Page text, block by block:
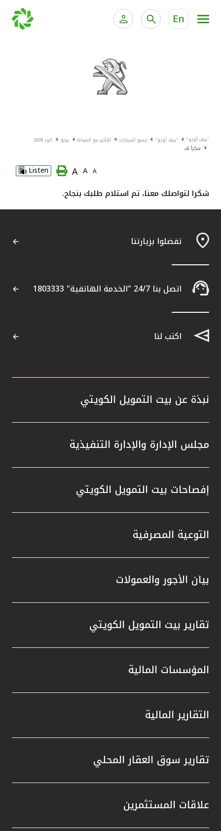
En
الخدمات المصرفية الإلكترونية للأفراد
الخدمات المصرفية الإلكترونية للشركات
الدراجات
مواقع الفروع وأجهزة الصرف الآلي
ألمانيا
تركيا
المملكة المتحدة
مملكة البحرين
"بيتك أوتو" "بيتك أوتو" جميع السيارات التأجير مع الصيانة بيجو
الور 2008
شكراً لك
A
A
A
Listen
شكرا لتواصلك معنا، تم استلام طلبك بنجاح.
تفضلوا بزيارتنا
اتصل بنا 24/7 "الخدمة الهاتفية" 1803333
اكتب لنا
نبذة عن بيت التمويل الكويتي
مجلس الإدارة والإدارة التنفيذية
إفصاحات بيت التمويل الكويتي
التوعية المصرفية
بيان الأجور والعمولات
تقارير بيت التمويل الكويتي
المؤسسات المالية
التقارير المالية
تقارير سوق العقار المحلي
علاقات المستثمرين